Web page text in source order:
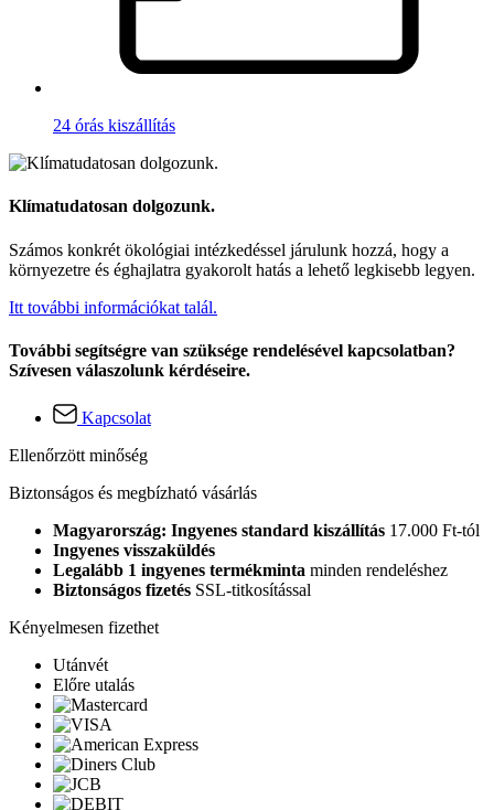
24 órás kiszállítás
Klímatudatosan dolgozunk.
Számos konkrét ökológiai intézkedéssel járulunk hozzá, hogy a
környezetre és éghajlatra gyakorolt hatás a lehető legkisebb legyen.
Itt további információkat talál.
További segítségre van szüksége rendelésével kapcsolatban?
Szívesen válaszolunk kérdéseire.
Kapcsolat
Ellenőrzött minőség
Biztonságos és megbízható vásárlás
Magyarország: Ingyenes standard kiszállítás 17.000 Ft-tól
Ingyenes visszaküldés
Legalább 1 ingyenes termékminta minden rendeléshez
Biztonságos fizetés SSL-titkosítással
Kényelmesen fizethet
Utánvét
Előre utalás